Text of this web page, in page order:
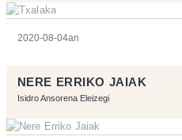
2020-08-04an
NERE ERRIKO JAIAK
Isidro Ansorena Eleizegi